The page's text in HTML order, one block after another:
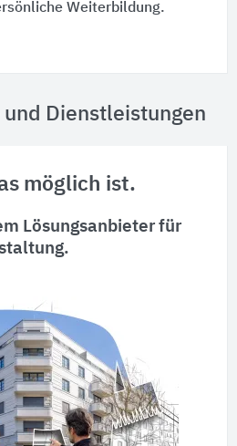
Weiterbildung.
Dienstleistungen
möglich ist.
Lösungsanbieter für